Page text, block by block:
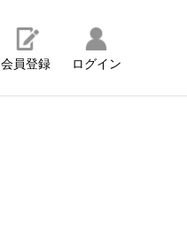
会員登録 ログイン